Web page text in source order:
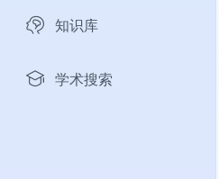
知识库
学术搜索